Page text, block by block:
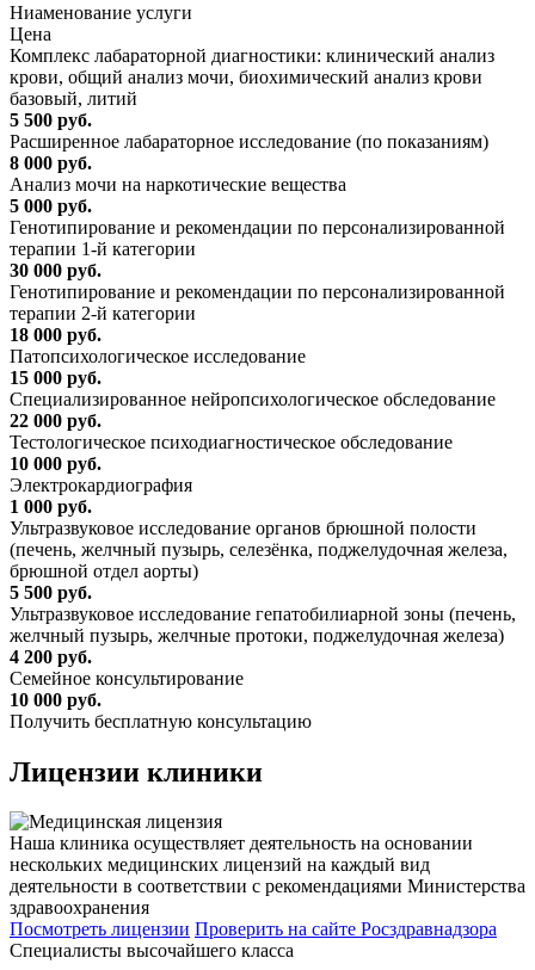
Ниaменование услуги
Цена
Комплекс лабараторной диагностики: клинический анализ
крови, общий анализ мочи, биохимический анализ крови
базовый, литий
5 500 руб.
Расширенное лабараторное исследование (по показаниям)
8 000 руб.
Анализ мочи на наркотические вещества
5 000 руб.
Генотипирование и рекомендации по персонализированной
терапии 1-й категории
30 000 руб.
Генотипирование и рекомендации по персонализированной
терапии 2-й категории
18 000 руб.
Патопсихологическое исследование
15 000 руб.
Специализированное нейропсихологическое обследование
22 000 руб.
Тестологическое психодиагностическое обследование
10 000 руб.
Электрокардиография
1 000 руб.
Ультразвуковое исследование органов брюшной полости
(печень, желчный пузырь, селезёнка, поджелудочная железа,
брюшной отдел аорты)
5 500 руб.
Ультразвуковое исследование гепатобилиарной зоны (печень,
желчный пузырь, желчные протоки, поджелудочная железа)
4 200 руб.
Семейное консультирование
10 000 руб.
Получить бесплатную консультацию
Лицензии клиники
Наша клиника осуществляет деятельность на основании
нескольких медицинских лицензий на каждый вид
деятельности в соответствии с рекомендациями Министерства
здравоохранения
Посмотреть лицензии Проверить на сайте Росздравнадзора
Специалисты высочайшего класса